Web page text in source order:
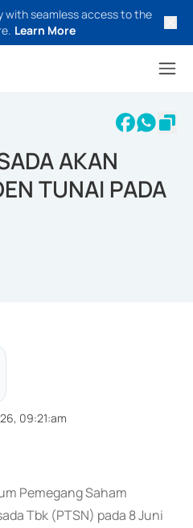
seamless access to the
Learn More
AKAN
TUNAI PADA
09:21:am
Pemegang Saham
Tbk (PTSN) pada 8 Juni